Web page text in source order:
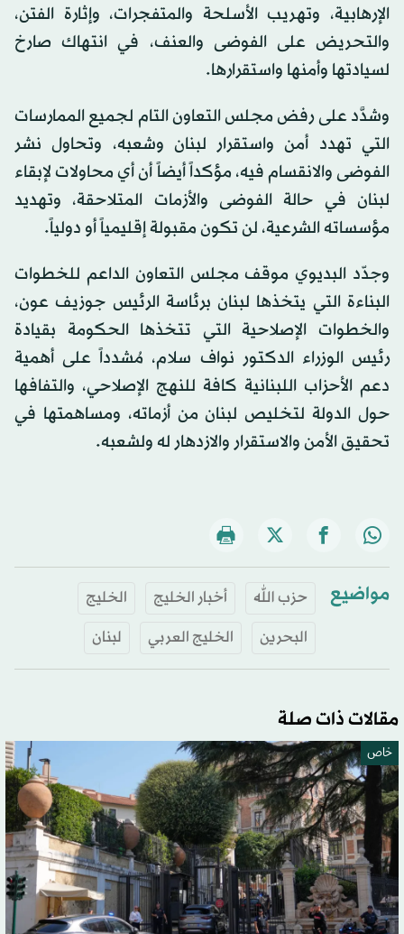
الإرهابية، وتهريب الأسلحة والمتفجرات، وإثارة الفتن،
والتحريض على الفوضى والعنف، في انتهاك صارخ
لسيادتها وأمنها واستقرارها.
وشدَّد على رفض مجلس التعاون التام لجميع الممارسات
التي تهدد أمن واستقرار لبنان وشعبه، وتحاول نشر
الفوضى والانقسام فيه، مؤكداً أيضاً أن أي محاولات لإبقاء
لبنان في حالة الفوضى والأزمات المتلاحقة، وتهديد
مؤسساته الشرعية، لن تكون مقبولة إقليمياً أو دولياً.
وجدّد البديوي موقف مجلس التعاون الداعم للخطوات
البناءة التي يتخذها لبنان برئاسة الرئيس جوزيف عون،
والخطوات الإصلاحية التي تتخذها الحكومة بقيادة
رئيس الوزراء الدكتور نواف سلام، مُشدداً على أهمية
دعم الأحزاب اللبنانية كافة للنهج الإصلاحي، والتفافها
حول الدولة لتخليص لبنان من أزماته، ومساهمتها في
تحقيق الأمن والاستقرار والازدهار له ولشعبه.
مواضيع حزب الله أخبار الخليج
الخليج
البحرين
الخليج العربي لبنان
مقالات ذات صلة
خاص